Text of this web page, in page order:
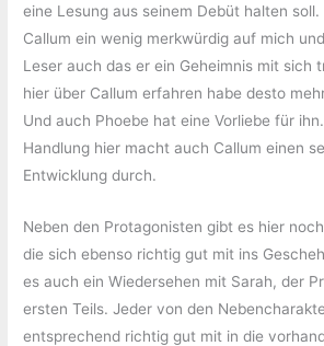
eine Lesung aus seinem Debüt halten
Callum ein wenig merkwürdig auf mich
Leser auch das er ein Geheimnis mit sich
hier über Callum erfahren habe desto
Und auch Phoebe hat eine Vorliebe für
Handlung hier macht auch Callum einen
Entwicklung durch.
Neben den Protagonisten gibt es hier
die sich ebenso richtig gut mit ins
es auch ein Wiedersehen mit Sarah, der
ersten Teils. Jeder von den
entsprechend richtig gut mit in die